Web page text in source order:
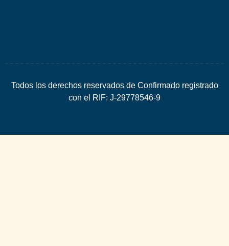
Todos los derechos reservados de Confirmado registrado
con el RIF: J-29778546-9